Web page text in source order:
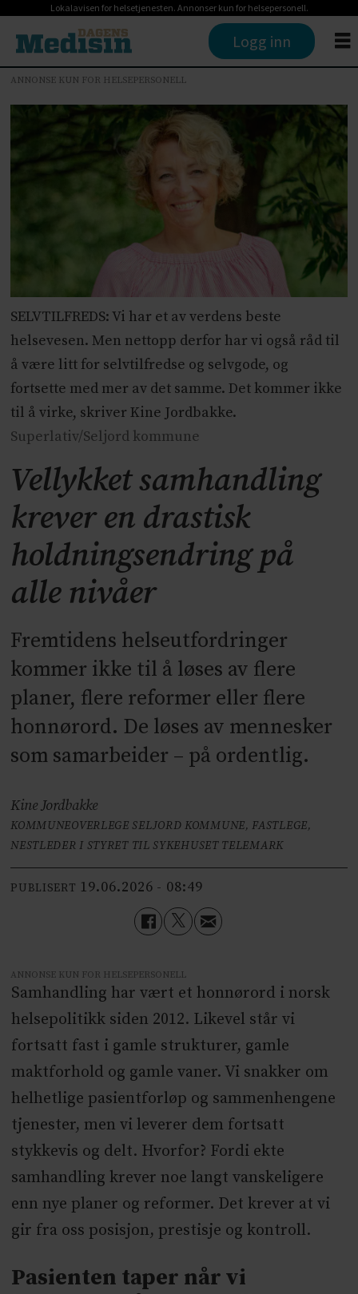
Lokalavisen for helsetjenesten. Annonser kun for helsepersonell.
Logg inn
ANNONSE KUN FOR HELSEPERSONELL
SELVTILFREDS: Vi har et av verdens beste
helsevesen. Men nettopp derfor har vi også råd til
å være litt for selvtilfredse og selvgode, og
fortsette med mer av det samme. Det kommer ikke
til å virke, skriver Kine Jordbakke.
Superlativ/Seljord kommune
Vellykket samhandling
krever en drastisk
holdningsendring på
alle nivåer
Fremtidens helseutfordringer
kommer ikke til å løses av flere
planer, flere reformer eller flere
honnørord. De løses av mennesker
som samarbeider – på ordentlig.
Kine Jordbakke
KOMMUNEOVERLEGE SELJORD KOMMUNE, FASTLEGE,
NESTLEDER I STYRET TIL SYKEHUSET TELEMARK
PUBLISERT 19.06.2026 - 08:49
ANNONSE KUN FOR HELSEPERSONELL
Samhandling har vært et honnørord i norsk
helsepolitikk siden 2012. Likevel står vi
fortsatt fast i gamle strukturer, gamle
maktforhold og gamle vaner. Vi snakker om
helhetlige pasientforløp og sammenhengene
tjenester, men vi leverer dem fortsatt
stykkevis og delt. Hvorfor? Fordi ekte
samhandling krever noe langt vanskeligere
enn nye planer og reformer. Det krever at vi
gir fra oss posisjon, prestisje og kontroll.
Pasienten taper når vi